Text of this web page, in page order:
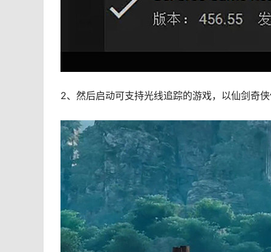
2、然后启动可支持光线追踪的游戏，以仙剑奇